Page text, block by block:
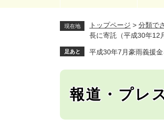
現在地 トップページ > 分類で
長に寄託（平成30年12
足あと 平成30年7月豪雨義援
報道・プレ